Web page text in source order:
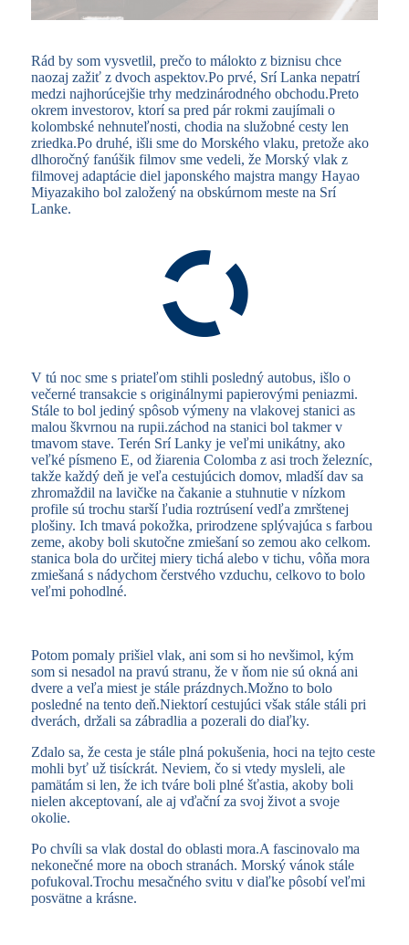
Rád by som vysvetlil, prečo to málokto z biznisu chce
naozaj zažiť z dvoch aspektov.Po prvé, Srí Lanka nepatrí
medzi najhorúcejšie trhy medzinárodného obchodu.Preto
okrem investorov, ktorí sa pred pár rokmi zaujímali o
kolombské nehnuteľnosti, chodia na služobné cesty len
zriedka.Po druhé, išli sme do Morského vlaku, pretože ako
dlhoročný fanúšik filmov sme vedeli, že Morský vlak z
filmovej adaptácie diel japonského majstra mangy Hayao
Miyazakiho bol založený na obskúrnom meste na Srí
Lanke.
V tú noc sme s priateľom stihli posledný autobus, išlo o
večerné transakcie s originálnymi papierovými peniazmi.
Stále to bol jediný spôsob výmeny na vlakovej stanici as
malou škvrnou na rupii.záchod na stanici bol takmer v
tmavom stave. Terén Srí Lanky je veľmi unikátny, ako
veľké písmeno E, od žiarenia Colomba z asi troch železníc,
takže každý deň je veľa cestujúcich domov, mladší dav sa
zhromaždil na lavičke na čakanie a stuhnutie v nízkom
profile sú trochu starší ľudia roztrúsení vedľa zmrštenej
plošiny. Ich tmavá pokožka, prirodzene splývajúca s farbou
zeme, akoby boli skutočne zmiešaní so zemou ako celkom.
stanica bola do určitej miery tichá alebo v tichu, vôňa mora
zmiešaná s nádychom čerstvého vzduchu, celkovo to bolo
veľmi pohodlné.
Potom pomaly prišiel vlak, ani som si ho nevšimol, kým
som si nesadol na pravú stranu, že v ňom nie sú okná ani
dvere a veľa miest je stále prázdnych.Možno to bolo
posledné na tento deň.Niektorí cestujúci však stále stáli pri
dverách, držali sa zábradlia a pozerali do diaľky.
Zdalo sa, že cesta je stále plná pokušenia, hoci na tejto ceste
mohli byť už tisíckrát. Neviem, čo si vtedy mysleli, ale
pamätám si len, že ich tváre boli plné šťastia, akoby boli
nielen akceptovaní, ale aj vďační za svoj život a svoje
okolie.
Po chvíli sa vlak dostal do oblasti mora.A fascinovalo ma
nekonečné more na oboch stranách. Morský vánok stále
pofukoval.Trochu mesačného svitu v diaľke pôsobí veľmi
posvätne a krásne.